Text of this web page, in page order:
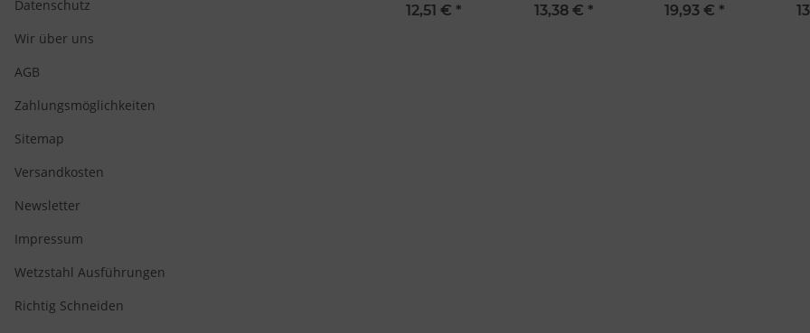
cm
12,51 € *
cm
13,38 € *
12cm, C+C-Skin
19,93 € *
Datenschutz
Wir über uns
AGB
Zahlungsmöglichkeiten
Sitemap
Versandkosten
Newsletter
Impressum
Wetzstahl Ausführungen
Richtig Schneiden